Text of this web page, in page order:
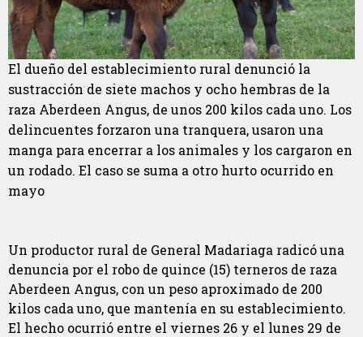
El dueño del establecimiento rural denunció la
sustracción de siete machos y ocho hembras de la
raza Aberdeen Angus, de unos 200 kilos cada uno. Los
delincuentes forzaron una tranquera, usaron una
manga para encerrar a los animales y los cargaron en
un rodado. El caso se suma a otro hurto ocurrido en
mayo
Un productor rural de General Madariaga radicó una
denuncia por el robo de quince (15) terneros de raza
Aberdeen Angus, con un peso aproximado de 200
kilos cada uno, que mantenía en su establecimiento.
El hecho ocurrió entre el viernes 26 y el lunes 29 de